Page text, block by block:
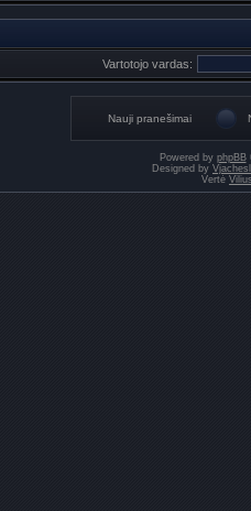
Vartotojo vardas:
Nauji pranešimai
Powered by phpBB
Designed by
Vertė